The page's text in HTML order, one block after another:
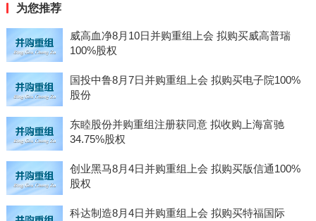
为您推荐
威高血净8月10日并购重组上会 拟购买威高普瑞
100%股权
国投中鲁8月7日并购重组上会 拟购买电子院100%
股份
东睦股份并购重组注册获同意 拟收购上海富驰
34.75%股权
创业黑马8月4日并购重组上会 拟购买版信通100%
股权
科达制造8月4日并购重组上会 拟购买特福国际